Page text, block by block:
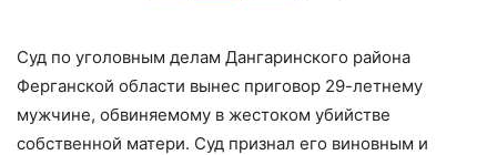
Суд по уголовным делам Дангаринского района
Ферганской области вынес приговор 29-летнему
мужчине, обвиняемому в жестоком убийстве
собственной матери. Суд признал его виновным и